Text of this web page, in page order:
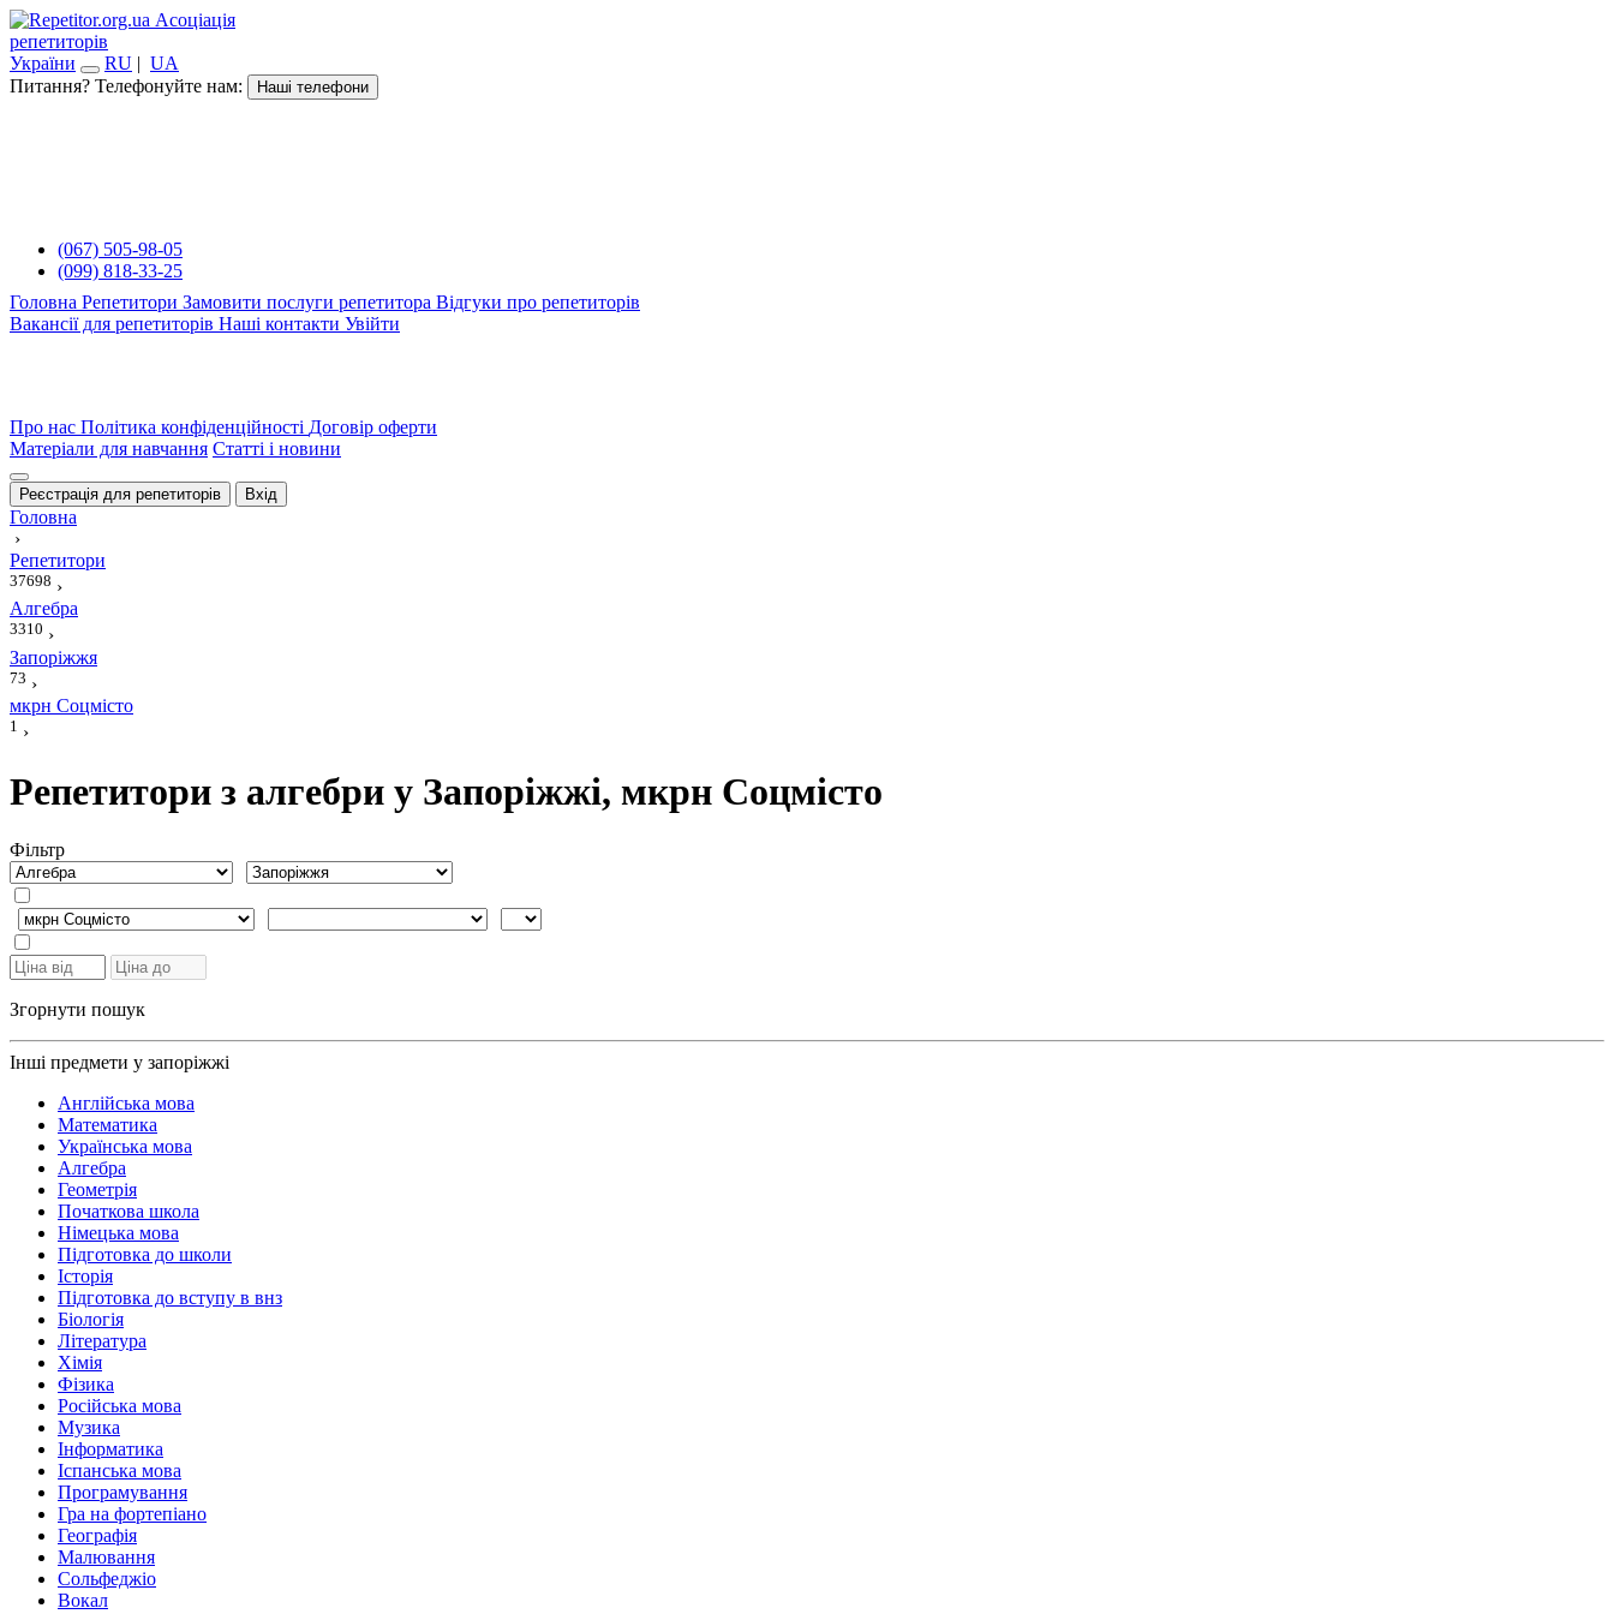
Асоціація
репетиторів
України
RU | UA
Питання? Телефонуйте нам:
Наші телефони
(067) 505-98-05
(099) 818-33-25
Головна Репетитори Замовити послуги репетитора Відгуки про репетиторів
Вакансії для репетиторів Наші контакти Увійти
Про нас Політика конфіденційності Договір оферти
Матеріали для навчання Статті і новини
Реєстрація для репетиторів Вхід
Головна
›
Репетитори
37698 ›
Алгебра
3310 ›
Запоріжжя
73 ›
мкрн Соцмісто
1 ›
Репетитори з алгебри у Запоріжжі, мкрн Соцмісто
Фiльтр
Згорнути пошук
Інші предмети у запоріжжі
Англійська мова
Математика
Українська мова
Алгебра
Геометрія
Початкова школа
Німецька мова
Підготовка до школи
Історія
Підготовка до вступу в внз
Біологія
Література
Хімія
Фізика
Російська мова
Музика
Інформатика
Іспанська мова
Програмування
Гра на фортепіано
Географія
Малювання
Сольфеджіо
Вокал